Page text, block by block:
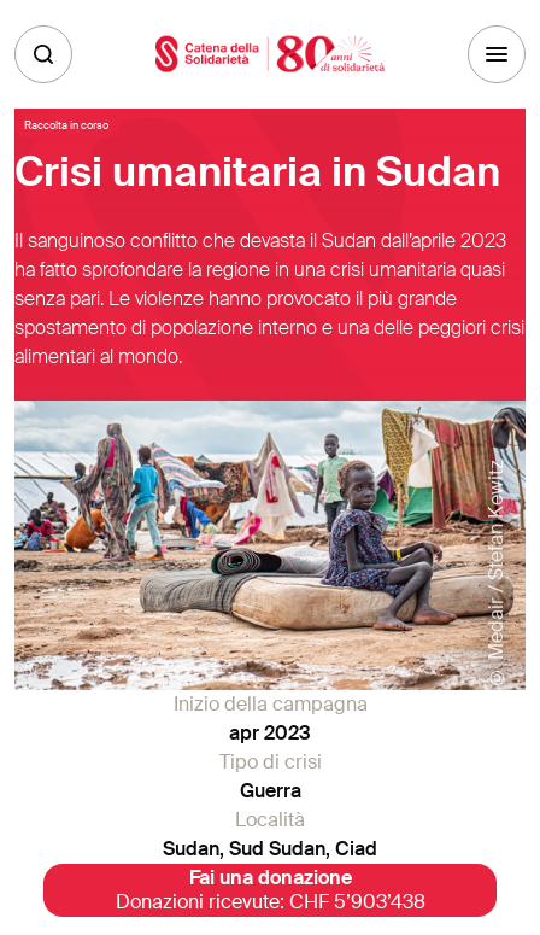
Raccolta in corso
Crisi umanitaria in Sudan
Il sanguinoso conflitto che devasta il Sudan dall’aprile 2023
ha fatto sprofondare la regione in una crisi umanitaria quasi
senza pari. Le violenze hanno provocato il più grande
spostamento di popolazione interno e una delle peggiori crisi
alimentari al mondo.
© Medair / Stefan Kewitz
Inizio della campagna
apr 2023
Tipo di crisi
Guerra
Località
Sudan, Sud Sudan, Ciad
Fai una donazione
Donazioni ricevute: CHF 5’903’438